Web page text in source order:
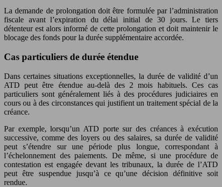
La demande de prolongation doit être formulée par l’administration
fiscale avant l’expiration du délai initial de 30 jours. Le tiers
détenteur est alors informé de cette prolongation et doit maintenir le
blocage des fonds pour la durée supplémentaire accordée.
Cas particuliers de durée étendue
Dans certaines situations exceptionnelles, la durée de validité d’un
ATD peut être étendue au-delà des 2 mois habituels. Ces cas
particuliers sont généralement liés à des procédures judiciaires en
cours ou à des circonstances qui justifient un traitement spécial de la
créance.
Par exemple, lorsqu’un ATD porte sur des créances à exécution
successive, comme des loyers ou des salaires, sa durée de validité
peut s’étendre sur une période plus longue, correspondant à
l’échelonnement des paiements. De même, si une procédure de
contestation est engagée devant les tribunaux, la durée de l’ATD
peut être suspendue jusqu’à ce qu’une décision définitive soit
rendue.